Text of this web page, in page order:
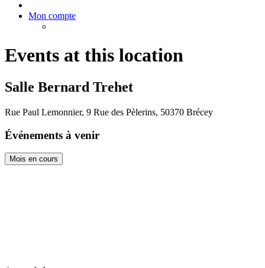
Mon compte
Events at this location
Salle Bernard Trehet
Rue Paul Lemonnier, 9 Rue des Pèlerins, 50370 Brécey
Événements à venir
Mois en cours